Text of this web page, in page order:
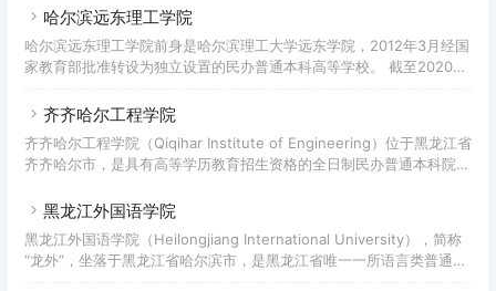
年，大庆石油学院更名为东北石油大学，大庆石油学院华瑞学院随之更
名为东北石油大学华瑞学院。2012年4月，经国家教育部审核批准，东
北石油大学华瑞学院转设为哈尔滨石油学院，同时撤销东北石油大学华
瑞学院的建制。 截至2020年12月，学校总占地面积89万平方米，教
哈尔滨远东理工学院
哈尔滨远东理工学院前身是哈尔滨理工大学远东学院，2012年3月经国
家教育部批准转设为独立设置的民办普通本科高等学校。 截至2020年
米，校舍建筑面积25.2万平方米。 现设有机器人工程学院、机电与汽
术设计学院、马克思主义学院、双创教育学院、继续教育学院共9个二
级学院，涵盖工学、理学、经济学、管理学、文学、艺术学六个学科门
齐齐哈尔工程学院
齐齐哈尔工程学院（Qiqihar Institute of Engineering）位于黑龙江省
齐齐哈尔市，是具有高等学历教育招生资格的全日制民办普通本科院
年；后易名为黑龙江东亚大学、齐齐哈尔职业学院；2011年学院升格
黑龙江外国语学院
黑龙江外国语学院（Heilongjiang International University），简称
“龙外”，坐落于黑龙江省哈尔滨市，是黑龙江省唯一一所语言类普通本